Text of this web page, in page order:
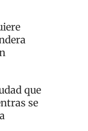
que
se